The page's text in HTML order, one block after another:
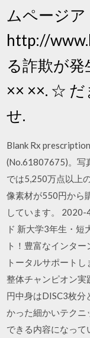
ムページ
http://
る詐欺が発
×× ××. ☆
せ.
Blank Rx
(No.61807675)。写
では5,250万点以上
像素材が550円から
しています。
ド 新大学3年生・
ト！豊富なインタ
トータルサポート
整体チャンピオン
円中身はDISC3枚分
かった細かいテク
できる内容になっ